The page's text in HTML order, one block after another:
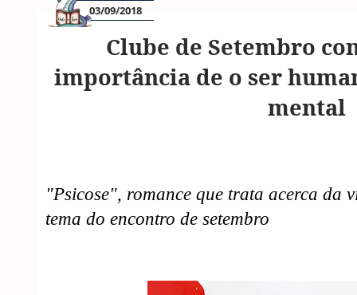
03/09/2018
Clube de Setembro
importância de o ser
mental
"Psicose", romance que trata acerca da
tema do encontro de setembro